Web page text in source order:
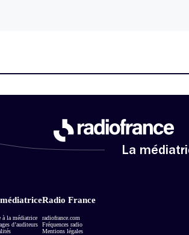
La
à la médiatrice
d’auditeurs
Radio France
radiofrance.com
Fréquences radio
Mentions légales